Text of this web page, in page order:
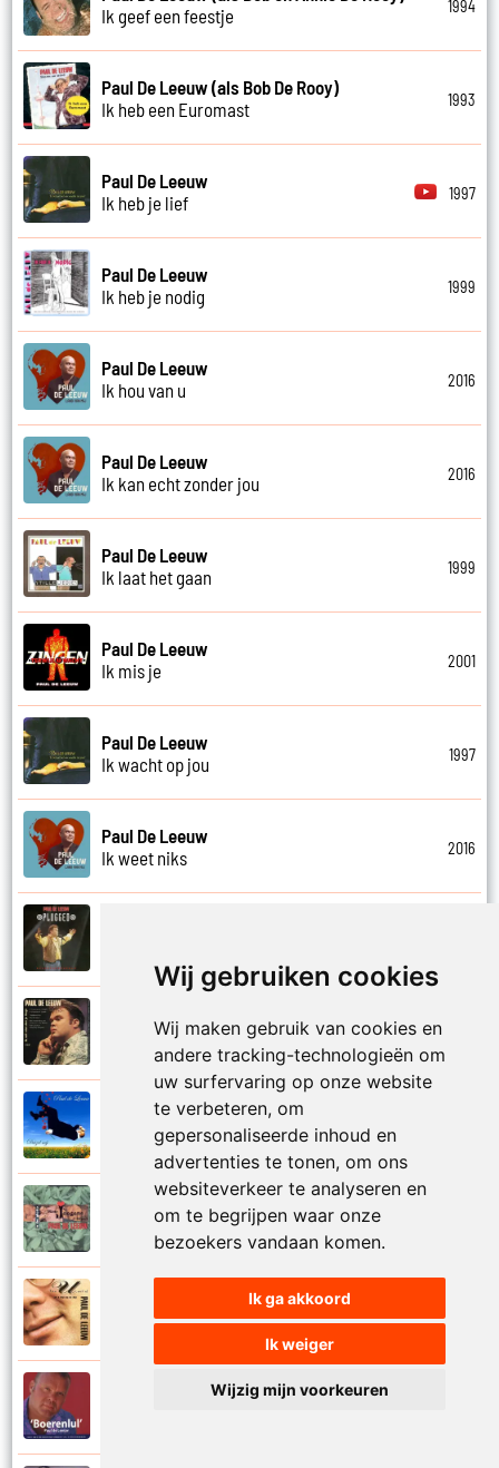
Wij gebruiken cookies
Wij maken gebruik van cookies en
andere tracking-technologieën om
uw surfervaring op onze website
te verbeteren, om
gepersonaliseerde inhoud en
advertenties te tonen, om ons
websiteverkeer te analyseren en
om te begrijpen waar onze
bezoekers vandaan komen.
Ik ga akkoord
Ik weiger
Wijzig mijn voorkeuren
Ik geef een feestje
1994
Paul De Leeuw (als Bob De Rooy)
Ik heb een Euromast
1993
Paul De Leeuw
Ik heb je lief
1997
Paul De Leeuw
Ik heb je nodig
1999
Paul De Leeuw
Ik hou van u
2016
Paul De Leeuw
Ik kan echt zonder jou
2016
Paul De Leeuw
Ik laat het gaan
1999
Paul De Leeuw
Ik mis je
2001
Paul De Leeuw
Ik wacht op jou
1997
Paul De Leeuw
Ik weet niks
2016
Paul De Leeuw
Ik wil niet dat je liegt
Paul De Leeuw
Ik zou wel eens willen weten
Paul De Leeuw (als Bob De Rooy)
In the ghetto
In vuur en vlam
Paul De Leeuw en Joep Onderdelinden (als